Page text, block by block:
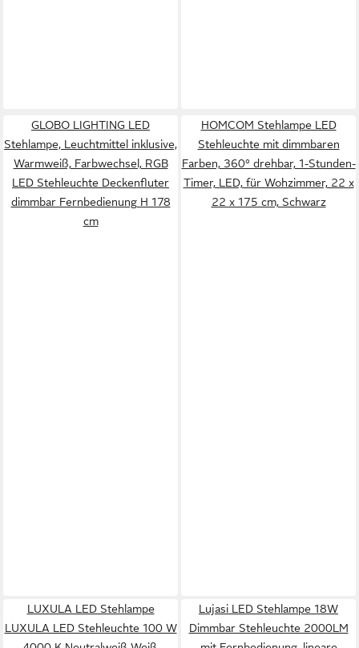
GLOBO LIGHTING LED
Stehlampe, Leuchtmittel inklusive,
Warmweiß, Farbwechsel, RGB
LED Stehleuchte Deckenfluter
dimmbar Fernbedienung H 178
cm
HOMCOM Stehlampe LED
Stehleuchte mit dimmbaren
Farben, 360° drehbar, 1-Stunden-
Timer, LED, für Wohzimmer, 22 x
22 x 175 cm, Schwarz
LUXULA LED Stehlampe
LUXULA LED Stehleuchte 100 W
Lujasi LED Stehlampe 18W
Dimmbar Stehleuchte 2000LM